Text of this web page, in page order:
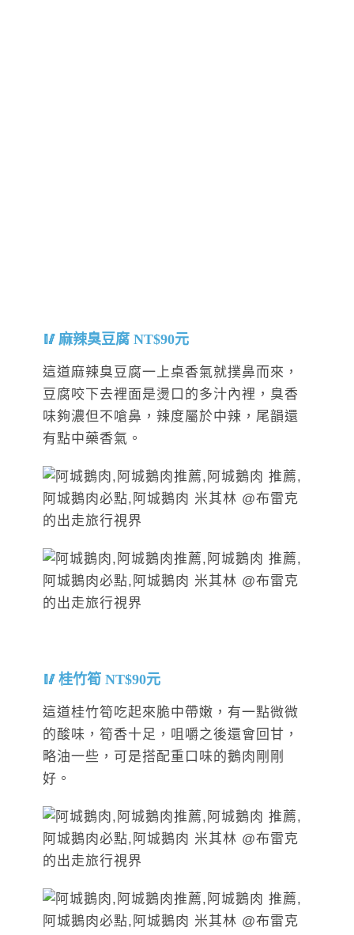
麻辣臭豆腐 NT$90元
這道麻辣臭豆腐一上桌香氣就撲鼻而來，
豆腐咬下去裡面是燙口的多汁內裡，臭香
味夠濃但不嗆鼻，辣度屬於中辣，尾韻還
有點中藥香氣。
桂竹筍 NT$90元
這道桂竹筍吃起來脆中帶嫩，有一點微微
的酸味，筍香十足，咀嚼之後還會回甘，
略油一些，可是搭配重口味的鵝肉剛剛
好。